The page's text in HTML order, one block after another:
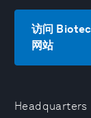
Headquarters
访问
网站